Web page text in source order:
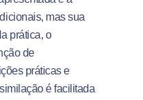
mas sua
prática, o
de
práticas e
é facilitada